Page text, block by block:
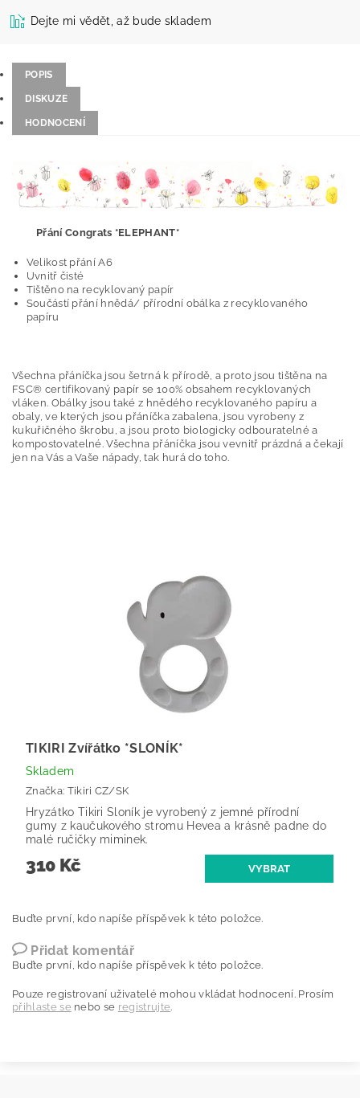
Dejte mi vědět, až bude skladem
POPIS
DISKUZE
HODNOCENÍ
Přání Congrats *ELEPHANT*
Velikost přání A6
Uvnitř čisté
Tištěno na recyklovaný papír
Součástí přání hnědá/ přírodní obálka z recyklovaného
papíru
Všechna přáníčka jsou šetrná k přírodě, a proto jsou tištěna na
FSC® certifikovaný papír se 100% obsahem recyklovaných
vláken. Obálky jsou také z hnědého recyklovaného papíru a
obaly, ve kterých jsou přáníčka zabalena, jsou vyrobeny z
kukuřičného škrobu, a jsou proto biologicky odbouratelné a
kompostovatelné. Všechna přáníčka jsou vevnitř prázdná a čekají
jen na Vás a Vaše nápady, tak hurá do toho.
TIKIRI Zvířátko *SLONÍK*
Skladem
Značka: Tikiri CZ/SK
Hryzátko Tikiri Sloník je vyrobený z jemné přírodní
gumy z kaučukového stromu Hevea a krásně padne do
malé ručičky miminek.
310 Kč
Buďte první, kdo napíše příspěvek k této položce.
Přidat komentář
Buďte první, kdo napíše příspěvek k této položce.
Pouze registrovaní uživatelé mohou vkládat hodnocení. Prosím
přihlaste se nebo se registrujte.